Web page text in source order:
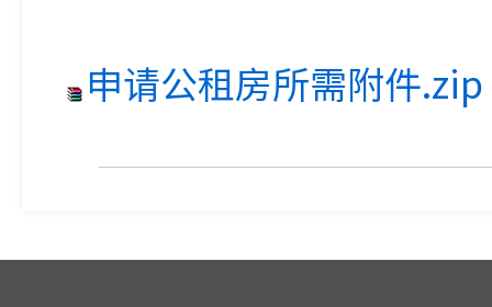
申请公租房所需附件.zip